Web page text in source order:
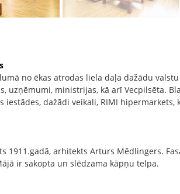
no ēkas atrodas liela daļa dažādu
uzņēmumi, ministrijas, kā arī Vecpilsēta.
iestādes, dažādi veikali, RIMI hipermarkets,
1911.gadā, arhitekts Arturs Mēdlingers.
ir sakopta un slēdzama kāpņu telpa.